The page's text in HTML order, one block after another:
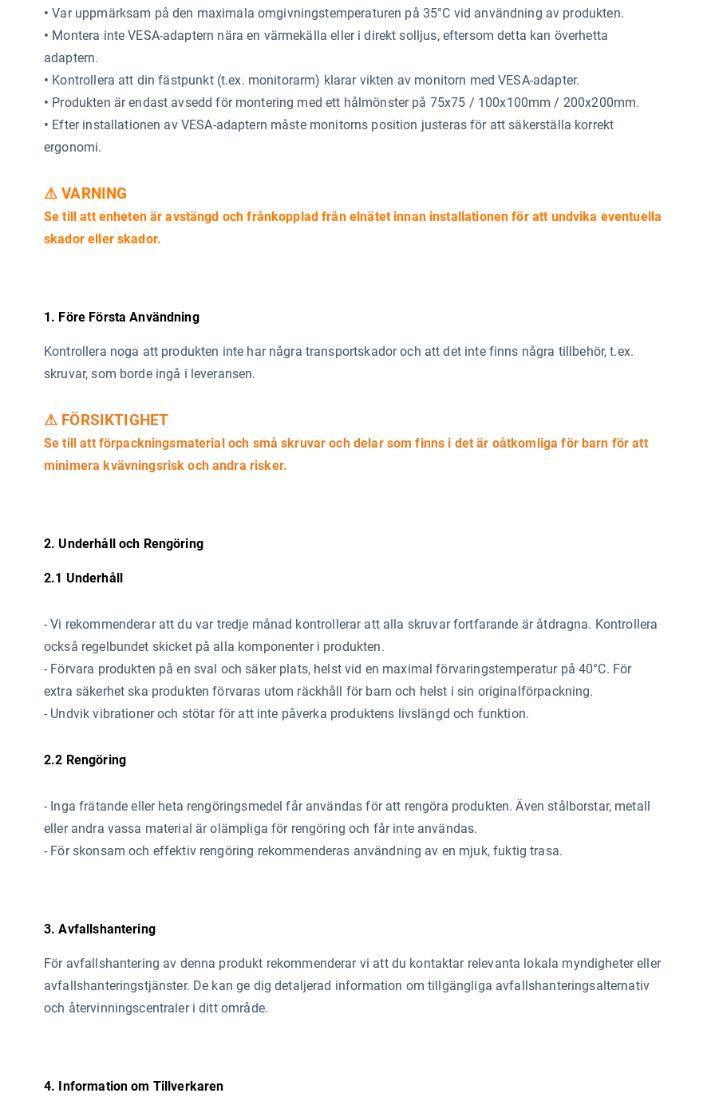
• Var uppmärksam på den maximala omgivningstemperaturen på 35°C vid användning av produkten.
• Montera inte VESA-adaptern nära en värmekälla eller i direkt solljus, eftersom detta kan överhetta
adaptern.
• Kontrollera att din fästpunkt (t.ex. monitorarm) klarar vikten av monitorn med VESA-adapter.
• Produkten är endast avsedd för montering med ett hålmönster på 75x75 / 100x100mm / 200x200mm.
• Efter installationen av VESA-adaptern måste monitorns position justeras för att säkerställa korrekt
ergonomi.
⚠ VARNING
Se till att enheten är avstängd och frånkopplad från elnätet innan installationen för att undvika eventuella
skador eller skador.
1. Före Första Användning
Kontrollera noga att produkten inte har några transportskador och att det inte finns några tillbehör, t.ex.
skruvar, som borde ingå i leveransen.
⚠ FÖRSIKTIGHET
Se till att förpackningsmaterial och små skruvar och delar som finns i det är oåtkomliga för barn för att
minimera kvävningsrisk och andra risker.
2. Underhåll och Rengöring
2.1 Underhåll
- Vi rekommenderar att du var tredje månad kontrollerar att alla skruvar fortfarande är åtdragna. Kontrollera
också regelbundet skicket på alla komponenter i produkten.
- Förvara produkten på en sval och säker plats, helst vid en maximal förvaringstemperatur på 40°C. För
extra säkerhet ska produkten förvaras utom räckhåll för barn och helst i sin originalförpackning.
- Undvik vibrationer och stötar för att inte påverka produktens livslängd och funktion.
2.2 Rengöring
- Inga frätande eller heta rengöringsmedel får användas för att rengöra produkten. Även stålborstar, metall
eller andra vassa material är olämpliga för rengöring och får inte användas.
- För skonsam och effektiv rengöring rekommenderas användning av en mjuk, fuktig trasa.
3. Avfallshantering
För avfallshantering av denna produkt rekommenderar vi att du kontaktar relevanta lokala myndigheter eller
avfallshanteringstjänster. De kan ge dig detaljerad information om tillgängliga avfallshanteringsalternativ
och återvinningscentraler i ditt område.
4. Information om Tillverkaren